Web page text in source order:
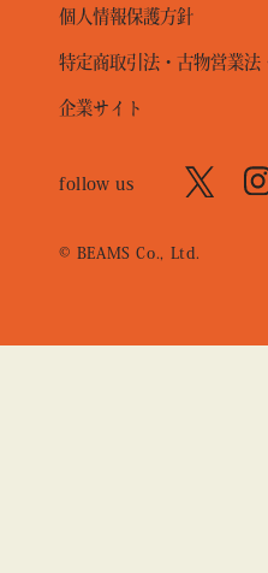
個人情報保護方針
特定商取引法・古物営業法
企業サイト
follow us
© BEAMS Co., Ltd.